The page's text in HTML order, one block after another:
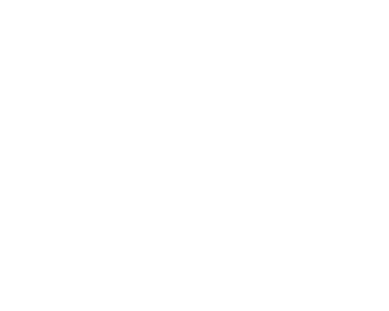
Köy, dem „verlassenen griechischen Dorf“ (50 €
die Nutzung in der Kabine sind vorhanden
Entspannung und gemeinsame Mahlzeiten
und genießen Sie die spektakuläre Natur der
bequem von allen großen europäischen Städten aus
am Flughafenausgang mit einem Schild
Anfrage.